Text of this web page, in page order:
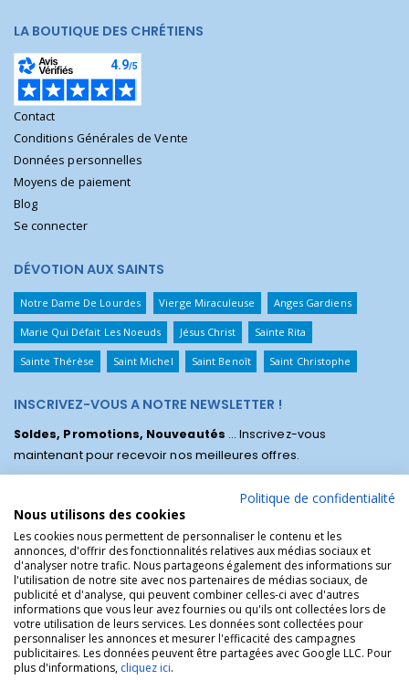
LA BOUTIQUE DES CHRÉTIENS
Contact
Conditions Générales de Vente
Données personnelles
Moyens de paiement
Blog
Se connecter
DÉVOTION AUX SAINTS
Notre Dame De Lourdes Vierge Miraculeuse Anges Gardiens
Marie Qui Défait Les Noeuds Jésus Christ Sainte Rita
Sainte Thérèse Saint Michel Saint Benoît Saint Christophe
INSCRIVEZ-VOUS A NOTRE NEWSLETTER !
Soldes, Promotions, Nouveautés ... Inscrivez-vous
maintenant pour recevoir nos meilleures offres.
La Boutique des Chrétiens © | La boutique religieuse chrétienne de
référence !.
Politique de confidentialité
Nous utilisons des cookies
Les cookies nous permettent de personnaliser le contenu et les
annonces, d'offrir des fonctionnalités relatives aux médias sociaux et
d'analyser notre trafic. Nous partageons également des informations sur
l'utilisation de notre site avec nos partenaires de médias sociaux, de
publicité et d'analyse, qui peuvent combiner celles-ci avec d'autres
informations que vous leur avez fournies ou qu'ils ont collectées lors de
votre utilisation de leurs services. Les données sont collectées pour
personnaliser les annonces et mesurer l'efficacité des campagnes
publicitaires. Les données peuvent être partagées avec Google LLC. Pour
plus d'informations, cliquez ici.